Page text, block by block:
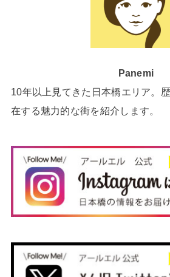
Panemi
10年以上見てきた日本橋エリア。
在する魅力的な街を紹介します。